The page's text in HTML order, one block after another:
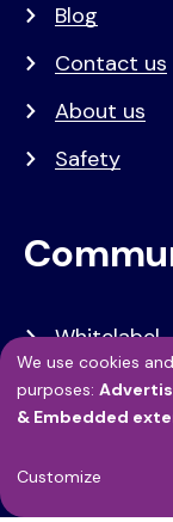
Blog
Contact us
About us
Safety
Whitelabel
Developers
API
Referenties
Use
personal
We use cookies
purposes:
& Embedded
Customize